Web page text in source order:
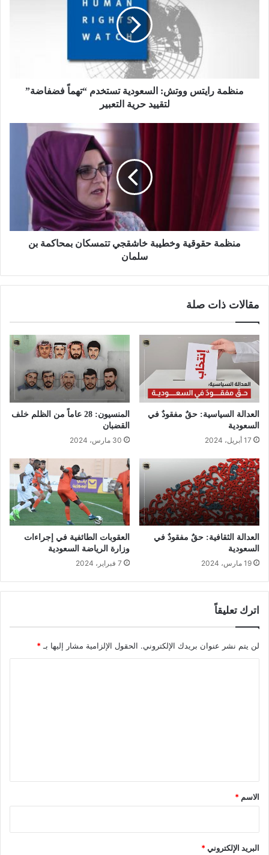
منظمة رايتس ووتش: السعودية تستخدم “تهماً فضفاضة”
لتقييد حرية التعبير
منظمة حقوقية وخطيبة خاشقجي تتمسكان بمحاكمة بن
سلمان
مقالات ذات صلة
العدالة السياسية: حقٌ مفقودٌ في
السعودية
17 أبريل، 2024
المنسيون: 28 عاماً من الظلم خلف
القضبان
30 مارس، 2024
العدالة الثقافية: حقٌ مفقودٌ في
السعودية
19 مارس، 2024
العقوبات الطائفية في إجراءات
وزارة الرياضة السعودية
7 فبراير، 2024
اترك تعليقاً
لن يتم نشر عنوان بريدك الإلكتروني. الحقول الإلزامية مشار إليها بـ*
*
الاسم *
البريد الإلكتروني*